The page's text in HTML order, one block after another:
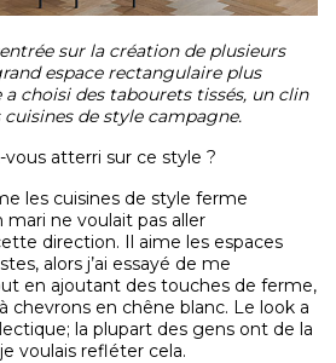
sur la création de plusieurs
espace rectangulaire plus
choisi des tabourets tissés, un clin
de style campagne.
atterri sur ce style ?
les cuisines de style ferme
mari ne voulait pas aller
direction. Il aime les espaces
alors j’ai essayé de me
en ajoutant des touches de ferme,
chevrons en chêne blanc. Le look a
la plupart des gens ont de la
voulais refléter cela.